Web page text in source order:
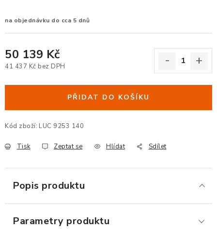
ERGONOMICKÉ MYŠI
DRŽÁKY NA TABLET - MOBIL
ERGONOMICKÉ PRODUKTY
PODLOŽKY POD NOHY
PODLOŽKY POD MYŠ A ZÁPĚSTÍ
ERGONOMICKÉ KLÁVESNICE
VÝSUVY A DRŽÁKY NA KLÁVESNICI
na objednávku do cca 5 dnů
50 139 Kč
41 437 Kč bez DPH
PŘIDAT DO KOŠÍKU
Kód zboží: LUC 9253 140
Tisk Zeptat se Hlídat Sdílet
Popis produktu
Parametry produktu